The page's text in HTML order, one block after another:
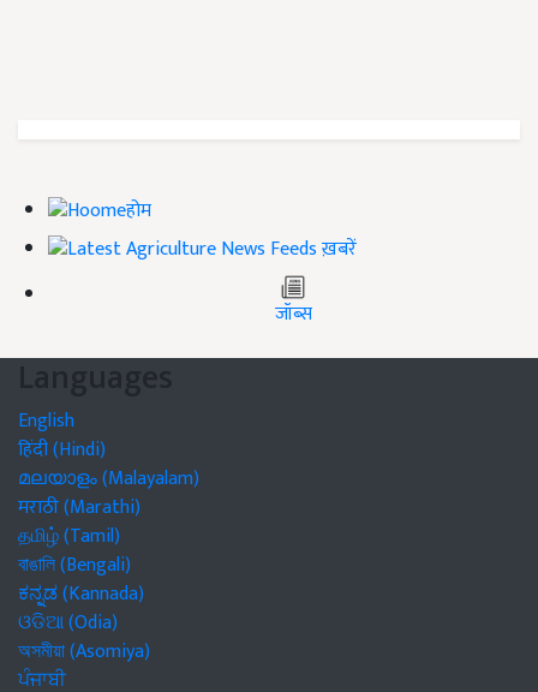
होम
ख़बरें
जॉब्स
Languages
English
हिंदी (Hindi)
മലയാളം (Malayalam)
मराठी (Marathi)
தமிழ் (Tamil)
বাঙালি (Bengali)
ಕನ್ನಡ (Kannada)
ଓଡିଆ (Odia)
অসমীয়া (Asomiya)
ਪੰਜਾਬੀ